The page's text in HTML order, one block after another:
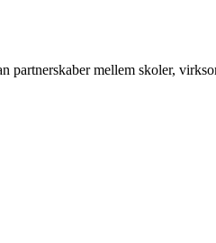
mellem skoler,